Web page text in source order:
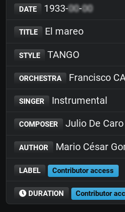
DATE 1933-00-00
TITLE El mareo
STYLE TANGO
ORCHESTRA Francisco
SINGER Instrumental
COMPOSER Julio De Caro
AUTHOR Mario César
LABEL Contributor access
DURATION Contributor